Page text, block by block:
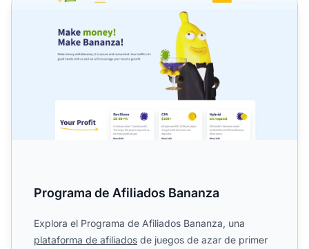
Programa de Afiliados Bananza
Explora el Programa de Afiliados Bananza, una
plataforma de afiliados de juegos de azar de primer